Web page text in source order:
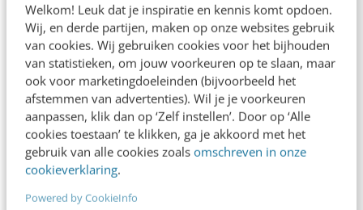
Welkom! Leuk dat je inspiratie en kennis komt opdoen.
Wij, en derde partijen, maken op onze websites gebruik
van cookies. Wij gebruiken cookies voor het bijhouden
van statistieken, om jouw voorkeuren op te slaan, maar
ook voor marketingdoeleinden (bijvoorbeeld het
afstemmen van advertenties). Wil je je voorkeuren
aanpassen, klik dan op ‘Zelf instellen’. Door op ‘Alle
cookies toestaan’ te klikken, ga je akkoord met het
gebruik van alle cookies zoals omschreven in onze
cookieverklaring.
Powered by CookieInfo
Ook de MER heeft nut
Ben je op zoek naar een manier om de omzet